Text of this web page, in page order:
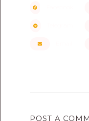
POST A